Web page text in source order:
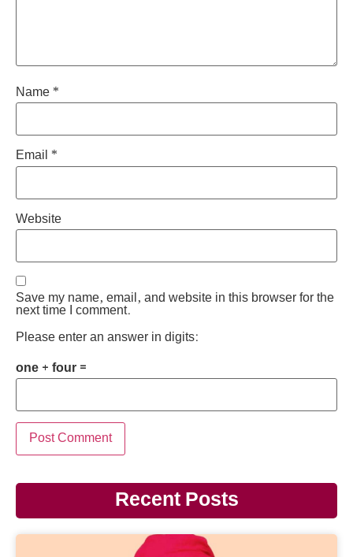
Name *
Email *
Website
Save my name, email, and website in this browser for the
next time I comment.
Please enter an answer in digits:
one + four =
Recent Posts